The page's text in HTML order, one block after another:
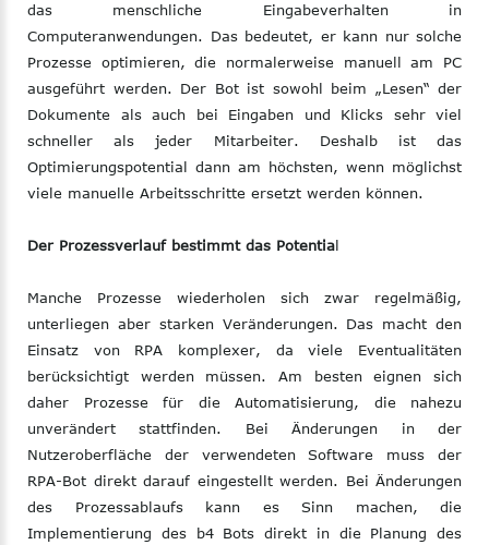
das menschliche Eingabeverhalten in
Computeranwendungen. Das bedeutet, er kann nur solche
Prozesse optimieren, die normalerweise manuell am PC
ausgeführt werden. Der Bot ist sowohl beim „Lesen“ der
Dokumente als auch bei Eingaben und Klicks sehr viel
schneller als jeder Mitarbeiter. Deshalb ist das
Optimierungspotential dann am höchsten, wenn möglichst
viele manuelle Arbeitsschritte ersetzt werden können.
Der Prozessverlauf bestimmt das Potential
Manche Prozesse wiederholen sich zwar regelmäßig,
unterliegen aber starken Veränderungen. Das macht den
Einsatz von RPA komplexer, da viele Eventualitäten
berücksichtigt werden müssen. Am besten eignen sich
daher Prozesse für die Automatisierung, die nahezu
unverändert stattfinden. Bei Änderungen in der
Nutzeroberfläche der verwendeten Software muss der
RPA-Bot direkt darauf eingestellt werden. Bei Änderungen
des Prozessablaufs kann es Sinn machen, die
Implementierung des b4 Bots direkt in die Planung des